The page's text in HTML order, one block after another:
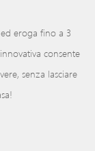
eroga fino a 3
consente
senza lasciare